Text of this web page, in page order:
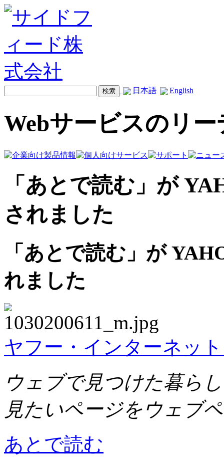
日本語 English
Webサービスのリ
「あとで読む」が
されました
「あとで読む」が
れました
ヤフー・インターネッ
ウェブで見つけた暮ら
見たいページをウェブ
あとで読む